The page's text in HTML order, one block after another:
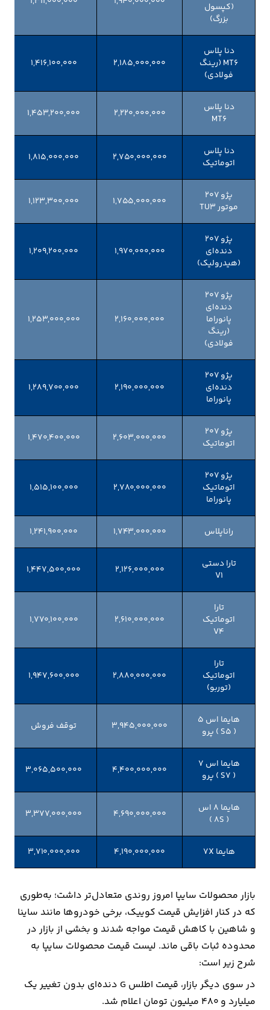
(کپسول
بزرگ)
دنا پلاس
MT6 (رینگ
فولادی)
۲,۱۸۵,۰۰۰,۰۰۰ ۱,۴۱۶,۱۰۰,۰۰۰
دنا پلاس
MT6
۲,۲۲۰,۰۰۰,۰۰۰ ۱,۴۵۳,۲۰۰,۰۰۰
دنا پلاس
اتوماتیک
۲,۷۵۰,۰۰۰,۰۰۰ ۱,۸۱۵,۰۰۰,۰۰۰
پژو 207
موتور TU3
۱,۷۵۵,۰۰۰,۰۰۰ ۱,۱۲۳,۳۰۰,۰۰۰
پژو 207
دنده‌ای
(هیدرولیک)
۱,۹۷۰,۰۰۰,۰۰۰ ۱,۲۰۹,۲۰۰,۰۰۰
پژو 207
دنده‌ای
پانوراما
(رینگ
فولادی)
۲,۱۶۰,۰۰۰,۰۰۰ ۱,۲۵۳,۰۰۰,۰۰۰
پژو 207
دنده‌ای
پانوراما
۲,۱۹۰,۰۰۰,۰۰۰ ۱,۲۸۹,۷۰۰,۰۰۰
پژو 207
اتوماتیک
۲,۶۰۳,۰۰۰,۰۰۰ ۱,۴۷۰,۴۰۰,۰۰۰
پژو 207
اتوماتیک
پانوراما
۲,۷۸۰,۰۰۰,۰۰۰ ۱,۵۱۵,۱۰۰,۰۰۰
راناپلاس ۱,۷۴۳,۰۰۰,۰۰۰ ۱,۲۴۱,۹۰۰,۰۰۰
تارا دستی
V1
۲,۱۲۶,۰۰۰,۰۰۰ ۱,۴۴۷,۵۰۰,۰۰۰
تارا
اتوماتیک
V4
۲,۶۱۰,۰۰۰,۰۰۰ ۱,۷۷۰,۱۰۰,۰۰۰
تارا
اتوماتیک
(توربو)
۲,۸۸۰,۰۰۰,۰۰۰ ۱,۹۴۷,۶۰۰,۰۰۰
هایما اس 5
( S5 ) پرو
۳,۹۴۵,۰۰۰,۰۰۰ توقف فروش
هایما اس 7
( S7 ) پرو
۴,۴۰۰,۰۰۰,۰۰۰ ۳,۰۶۵,۵۰۰,۰۰۰
هایما 8 اس
( 8S )
۴,۶۹۰,۰۰۰,۰۰۰ ۳,۳۷۷,۰۰۰,۰۰۰
هایما 7X ۴,۱۹۰,۰۰۰,۰۰۰ ۳,۷۱۰,۰۰۰,۰۰۰
بازار محصولات سایپا امروز روندی متعادل‌تر داشت؛ به‌طوری
که در کنار افزایش قیمت کوییک، برخی خودروها مانند ساینا
و شاهین با کاهش قیمت مواجه شدند و بخشی از بازار در
محدوده ثبات باقی ماند. لیست قیمت محصولات سایپا به
شرح زیر است:
در سوی دیگر بازار، قیمت اطلس G دنده‌ای بدون تغییر یک
میلیارد و ۴۸۰ میلیون تومان اعلام شد.